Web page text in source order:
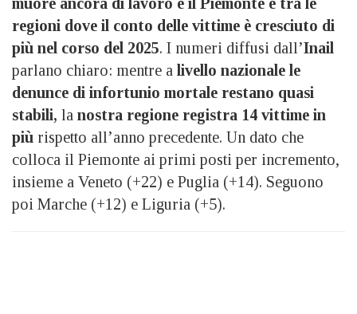
regioni dove il conto delle vittime è cresciuto di
più nel corso del 2025. I numeri diffusi dall’Inail
parlano chiaro: mentre a livello nazionale le
denunce di infortunio mortale restano quasi
stabili, la nostra regione registra 14 vittime in
più rispetto all’anno precedente. Un dato che
colloca il Piemonte ai primi posti per incremento,
insieme a Veneto (+22) e Puglia (+14). Seguono
poi Marche (+12) e Liguria (+5).